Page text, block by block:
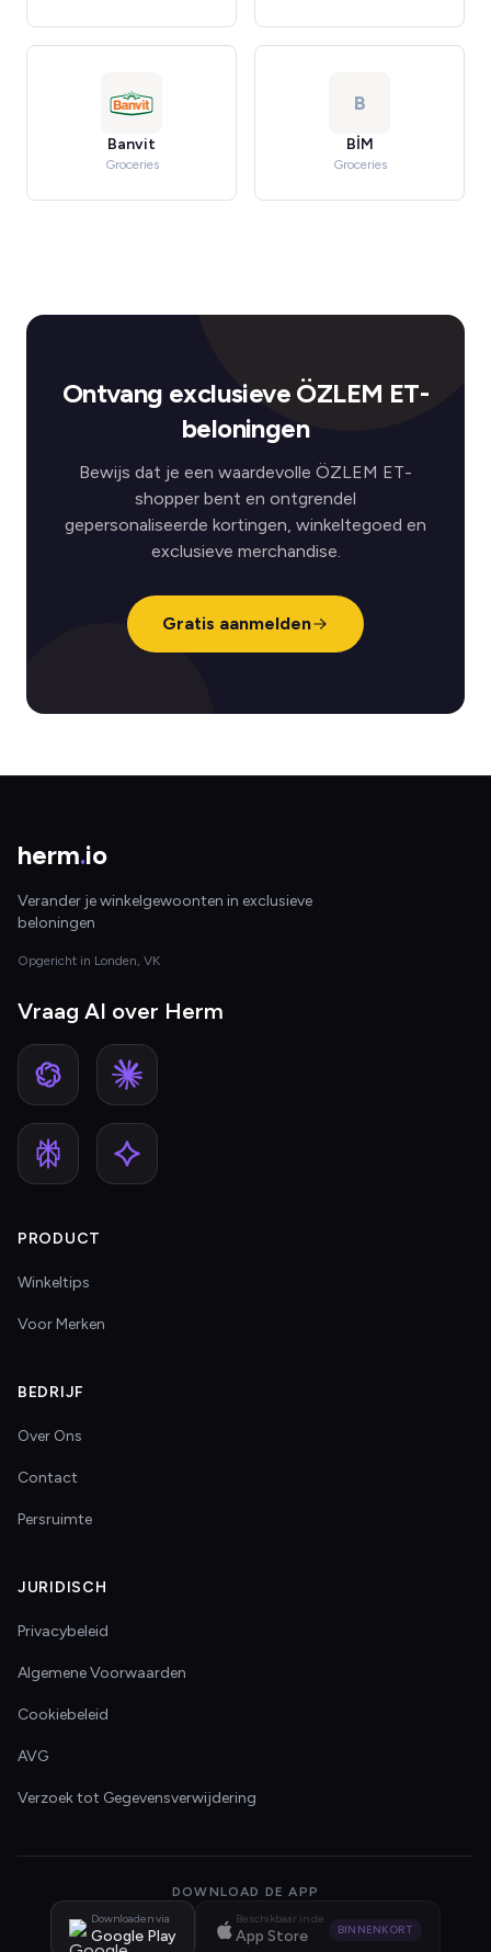
Banvit
Groceries
B
BİM
Groceries
Ontvang exclusieve ÖZLEM ET-
beloningen
Bewijs dat je een waardevolle ÖZLEM ET-
shopper bent en ontgrendel
gepersonaliseerde kortingen, winkeltegoed en
exclusieve merchandise.
Gratis aanmelden
herm.io
Verander je winkelgewoonten in exclusieve
beloningen
Opgericht in Londen, VK
Vraag AI over Herm
PRODUCT
Winkeltips
Voor Merken
BEDRIJF
Over Ons
Contact
Persruimte
JURIDISCH
Privacybeleid
Algemene Voorwaarden
Cookiebeleid
AVG
Verzoek tot Gegevensverwijdering
DOWNLOAD DE APP
Downloaden via
Google Play
Beschikbaar in de
App Store BINNENKORT